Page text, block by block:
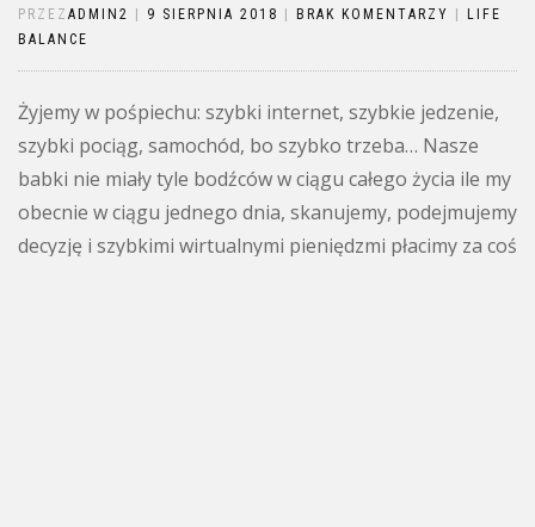
PRZEZ ADMIN2 9 SIERPNIA 2018 BRAK KOMENTARZY
LIFE
BALANCE
Żyjemy w pośpiechu: szybki internet, szybkie jedzenie,
szybki pociąg, samochód, bo szybko trzeba… Nasze
babki nie miały tyle bodźców w ciągu całego życia ile my
obecnie w ciągu jednego dnia, skanujemy, podejmujemy
decyzję i szybkimi wirtualnymi pieniędzmi płacimy za coś